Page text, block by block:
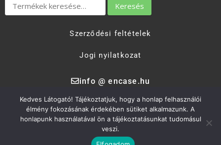
Keresés
Szerződési feltételek
Jogi nyilatkozat
info @ encase.hu
Encase Kft. 2017 - 2026.
Kedves Látogató! Tájékoztatjuk, hogy a honlap felhasználói
élmény fokozásának érdekében sütiket alkalmazunk. A
honlapunk használatával ön a tájékoztatásunkat tudomásul
veszi.